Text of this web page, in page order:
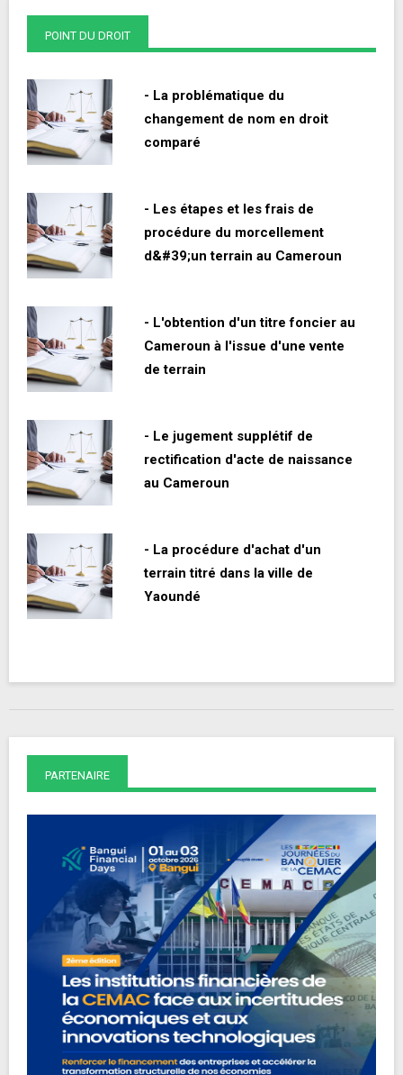
POINT DU DROIT
- La problématique du
changement de nom en droit
comparé
- Les étapes et les frais de
procédure du morcellement
d&#39;un terrain au Cameroun
- L'obtention d'un titre foncier au
Cameroun à l'issue d'une vente
de terrain
- Le jugement supplétif de
rectification d'acte de naissance
au Cameroun
- La procédure d'achat d'un
terrain titré dans la ville de
Yaoundé
PARTENAIRE